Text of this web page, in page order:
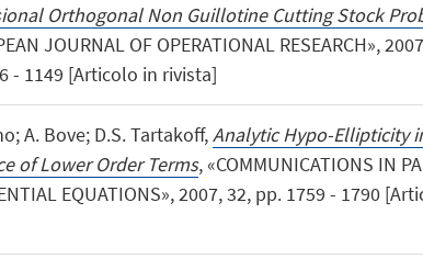
Orthogonal Non Guillotine Cutting Stock
JOURNAL OF OPERATIONAL RESEARCH»,
- 1149 [Articolo in rivista]
A. Bove; D.S. Tartakoff,Analytic Hypo-Ellipticity
of Lower Order Terms, «COMMUNICATIONS IN
EQUATIONS», 2007, 32, pp. 1759 - 1790